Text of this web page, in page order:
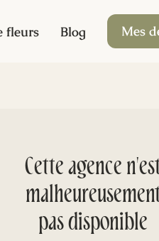
fleurs Blog Mes
Cette agence
pas disponible